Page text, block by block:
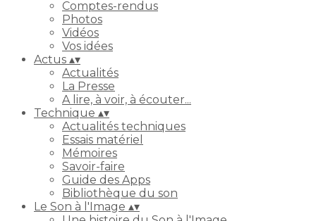
Comptes-rendus
Photos
Vidéos
Vos idées
Actus ▴▾
Actualités
La Presse
A lire, à voir, à écouter...
Technique ▴▾
Actualités techniques
Essais matériel
Mémoires
Savoir-faire
Guide des Apps
Bibliothèque du son
Le Son à l'Image ▴▾